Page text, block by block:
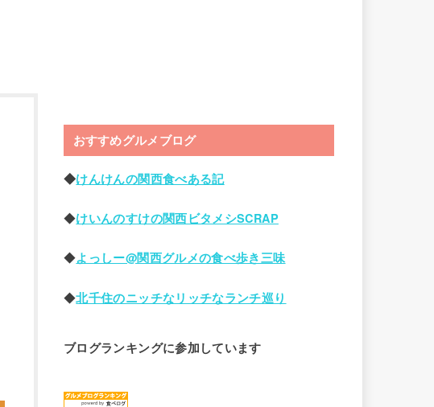
おすすめグルメブログ
◆けんけんの関西食べある記
◆けいんのすけの関西ビタメシSCRAP
◆よっしー@関西グルメの食べ歩き三味
◆北千住のニッチなリッチなランチ巡り
ブログランキングに参加しています